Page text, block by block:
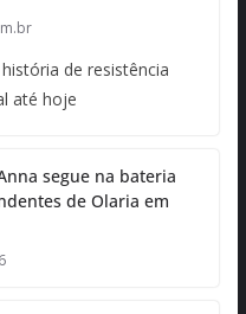
de resistência
até hoje
segue na bateria
de Olaria em